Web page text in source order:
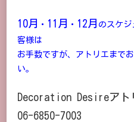
10月 ・ 11月 ・ 12月 のスケジ
客様は
お手数ですが、アトリエまで
い。
Decoration Desireアト
06-6850-7003